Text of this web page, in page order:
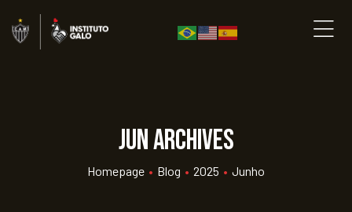
jun Archives
Homepage • Blog • 2025 • Junho